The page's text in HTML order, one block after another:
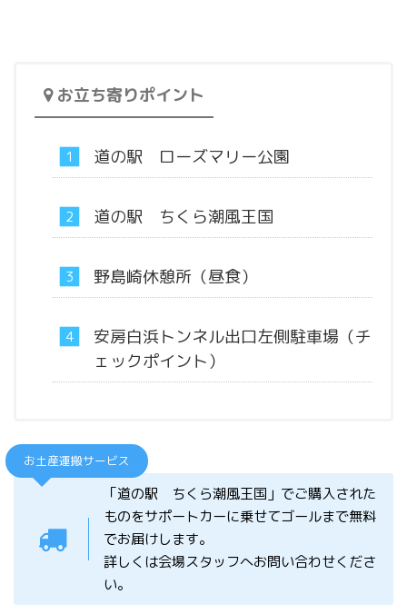
お立ち寄りポイント
道の駅 ローズマリー公園
道の駅 ちくら潮風王国
野島崎休憩所（昼食）
安房白浜トンネル出口左側駐車場（チ
ェックポイント）
お土産運搬サービス
「道の駅 ちくら潮風王国」でご購入された
ものをサポートカーに乗せてゴールまで無料
でお届けします。
詳しくは会場スタッフへお問い合わせくださ
い。